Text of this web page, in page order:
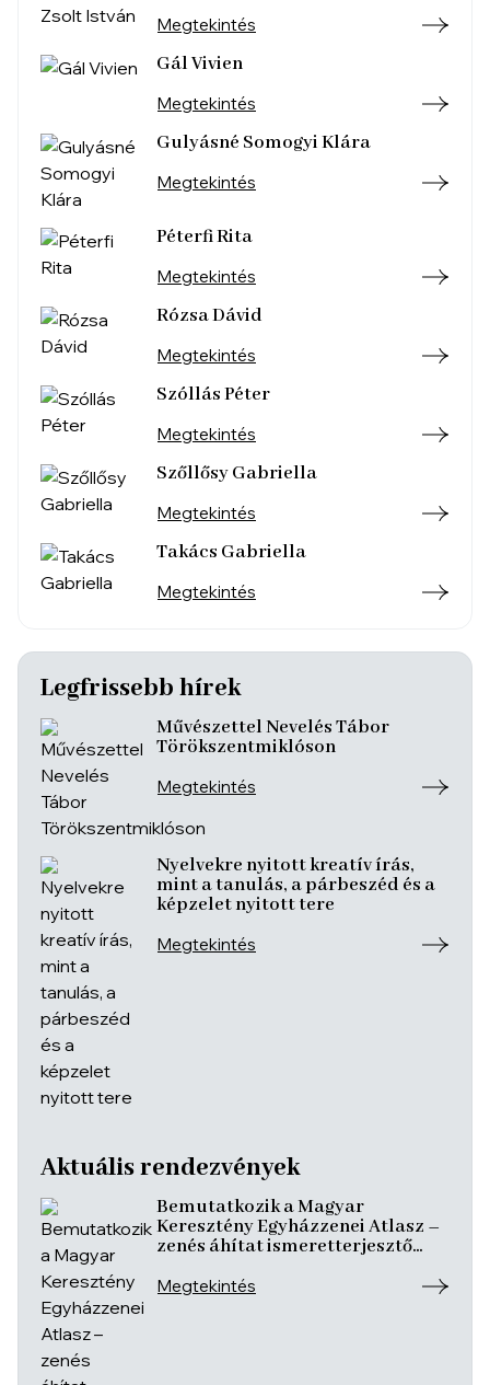
Megtekintés
Gál Vivien
Megtekintés
Gulyásné Somogyi Klára
Megtekintés
Péterfi Rita
Megtekintés
Rózsa Dávid
Megtekintés
Szóllás Péter
Megtekintés
Szőllősy Gabriella
Megtekintés
Takács Gabriella
Megtekintés
Legfrissebb hírek
Művészettel Nevelés Tábor
Törökszentmiklóson
Megtekintés
Nyelvekre nyitott kreatív írás,
mint a tanulás, a párbeszéd és a
képzelet nyitott tere
Megtekintés
Aktuális rendezvények
Bemutatkozik a Magyar
Keresztény Egyházzenei Atlasz –
zenés áhítat ismeretterjesztő
Megtekintés